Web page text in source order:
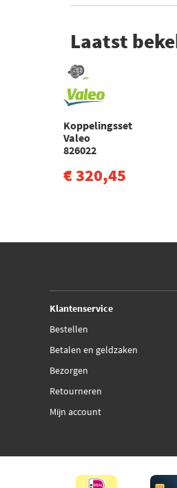
Laatst
Koppelingsset
Valeo
826022
€ 320,45
Klantenservice
Bestellen
Betalen en geldzaken
Bezorgen
Retourneren
Mijn account